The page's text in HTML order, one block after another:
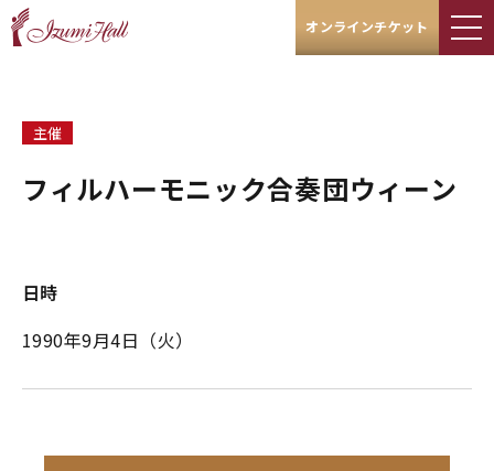
オンラインチケット
主催
フィルハーモニック合奏団ウィーン
日時
1990年9月4日（火）